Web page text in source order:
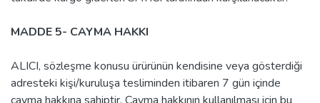
MADDE 5- CAYMA HAKKI
ALICI, sözleşme konusu ürürünün kendisine veya gösterdiği
adresteki kişi/kuruluşa tesliminden itibaren 7 gün içinde